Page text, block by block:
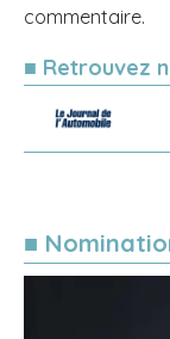
commentaire.
■ Retrouvez
■